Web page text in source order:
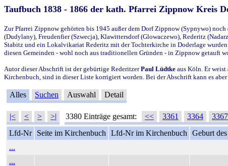
Taufbuch 1838 - 1866 der kath. Pfarrei Zippnow Kreis
Zur Pfarrei Zippnow gehörten bis 1945 außer dem Dorf Zippnow (Sypnywo)
(Dudylany), Freudenfier (Szwecja), Klawittersdorf (Glowaczewo), Rederitz
Stabitz und ein Lokalvikariat Rederitz mit der Tochterkirche in Doderlage
diesen Gemeinden - wohl noch aus traditionellen Gründen - in Zippnow getauft
Autor dieser Abschrift ist der gebürtige RederitzerPaul Lüdtke aus Köln. Er
Kirchenbuch, sind in dieser Liste korrigiert worden. Bei der Abschrift kann es
Alles Suchen Auswahl Detail
|< < > >| 3380 Einträge gesamt: << 3361 3364 3367
Lfd-Nr
Seite im Kirchenbuch Lfd-Nr im Kirchenbuch Geburt
...
...